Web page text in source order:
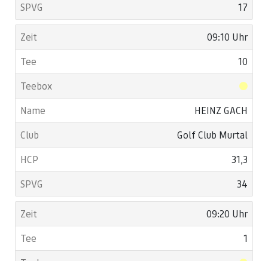
17
09:10 Uhr
10
HEINZ GACH
Golf Club Murtal
31,3
34
09:20 Uhr
1